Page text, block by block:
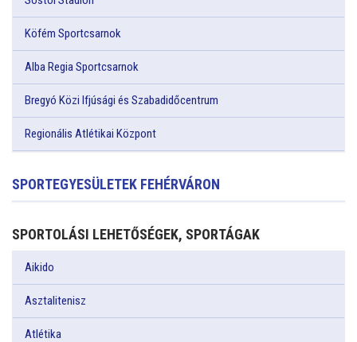
Köfém Sportcsarnok
Alba Regia Sportcsarnok
Bregyó Közi Ifjúsági és Szabadidőcentrum
Regionális Atlétikai Központ
SPORTEGYESÜLETEK FEHÉRVÁRON
SPORTOLÁSI LEHETŐSÉGEK, SPORTÁGAK
Aikido
Asztalitenisz
Atlétika